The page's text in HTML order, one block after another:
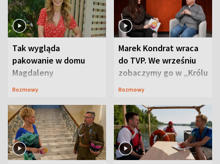
Tak wygląda
pakowanie w domu
Magdaleny
Waligórskiej-Lisieckiej.
Rozmowy
Marek Kondrat wraca
do TVP. We wrześniu
zobaczymy go w „Królu
Maciusiu I”
Rozmowy